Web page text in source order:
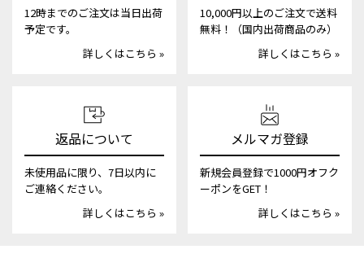
12時までのご注文は当日出荷
予定です。
詳しくはこちら »
10,000円以上のご注文で送料
無料！（国内出荷商品のみ）
詳しくはこちら »
返品について
未使用品に限り、7日以内に
ご連絡ください。
詳しくはこちら »
メルマガ登録
新規会員登録で1000円オフク
ーポンをGET！
詳しくはこちら »